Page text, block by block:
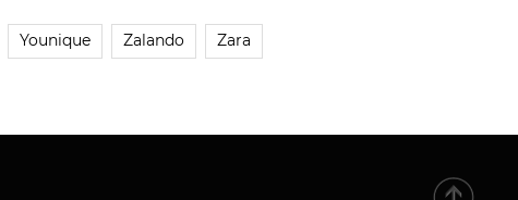
Younique Zalando Zara